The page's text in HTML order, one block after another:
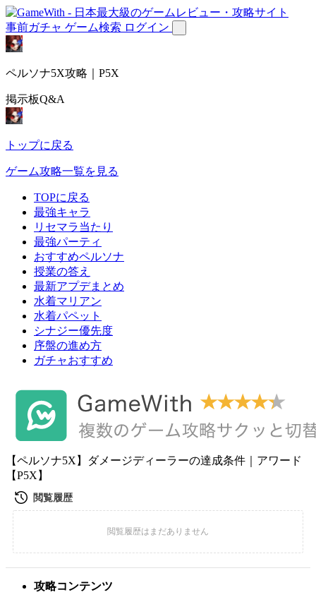
事前ガチャ ゲーム検索 ログイン
ペルソナ5X攻略｜P5X
掲示板Q&A
トップに戻る
ゲーム攻略一覧を見る
TOPに戻る
最強キャラ
リセマラ当たり
最強パーティ
おすすめペルソナ
授業の答え
最新アプデまとめ
水着マリアン
水着パペット
シナジー優先度
序盤の進め方
ガチャおすすめ
【ペルソナ5X】ダメージディーラーの達成条件｜アワード
【P5X】
攻略コンテンツ